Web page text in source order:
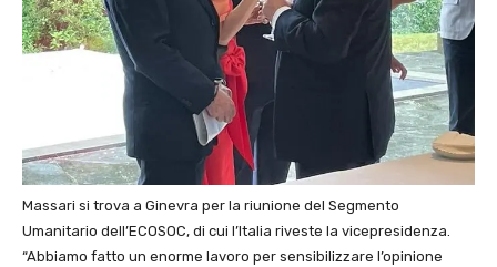
Massari si trova a Ginevra per la riunione del Segmento
Umanitario dell’ECOSOC, di cui l’Italia riveste la vicepresidenza.
“Abbiamo fatto un enorme lavoro per sensibilizzare l’opinione